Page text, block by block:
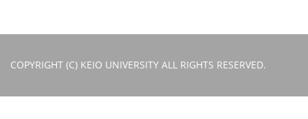
COPYRIGHT (C) KEIO UNIVERSITY ALL RIGHTS RESERVED.